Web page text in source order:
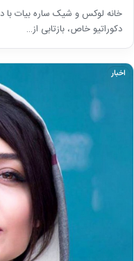
خانه لوکس و شیک ساره بیات با
دکوراتیو خاص، بازتابی از…
اخبار